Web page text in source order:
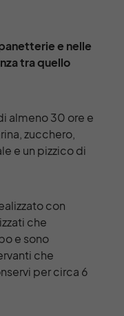
e nelle
tra quello
almeno 30 ore e
zucchero,
e un pizzico di
con
che
e sono
che
per circa 6